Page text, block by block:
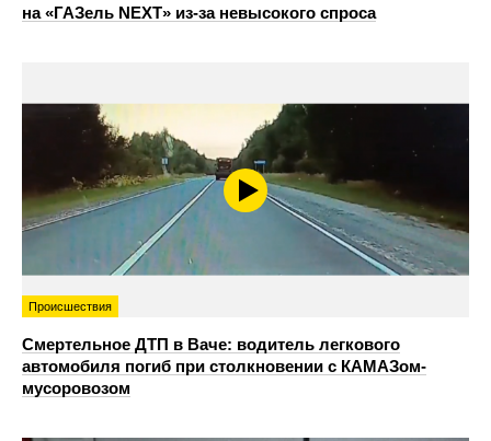
на «ГАЗель NEXT» из‑за невысокого спроса
Происшествия
Смертельное ДТП в Ваче: водитель легкового
автомобиля погиб при столкновении с КАМАЗом-
мусоровозом